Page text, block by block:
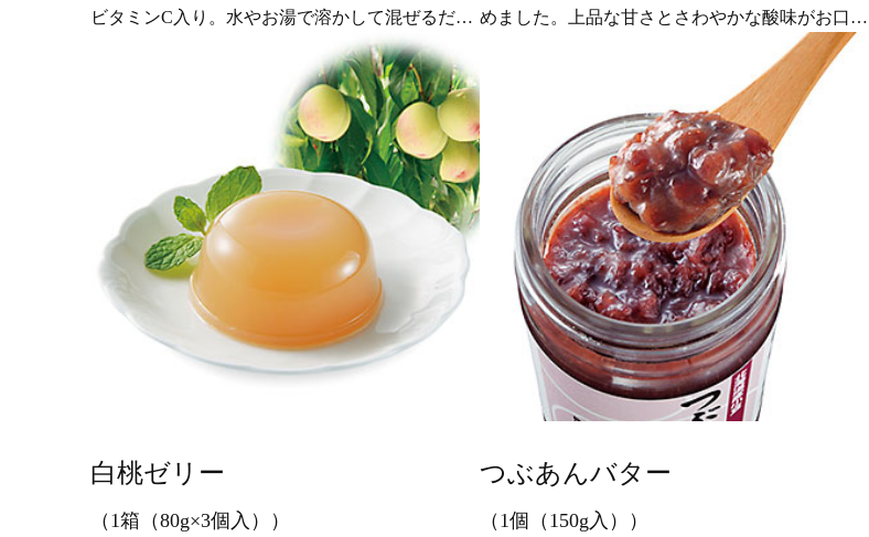
ビタミンC入り。水やお湯で溶かして混ぜるだ
めました。上品な甘さとさわやかな酸味がお口に
白桃ゼリー
（1箱（80g×3個入））
つぶあんバター
（1個（150g入））